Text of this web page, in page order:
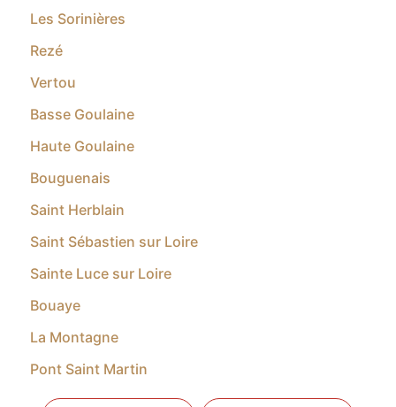
Les Sorinières
Rezé
Vertou
Basse Goulaine
Haute Goulaine
Bouguenais
Saint Herblain
Saint Sébastien sur Loire
Sainte Luce sur Loire
Bouaye
La Montagne
Pont Saint Martin